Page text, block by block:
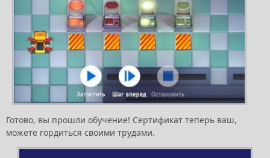
Готово, вы прошли обучение! Сертификат теперь ваш,
можете гордиться своими трудами.